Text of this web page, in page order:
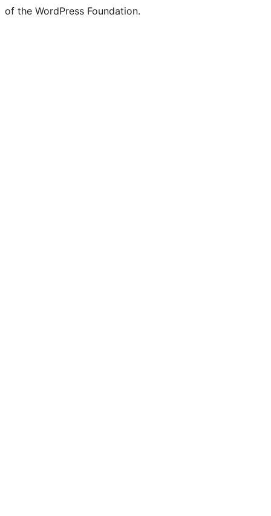
of the WordPress Foundation.